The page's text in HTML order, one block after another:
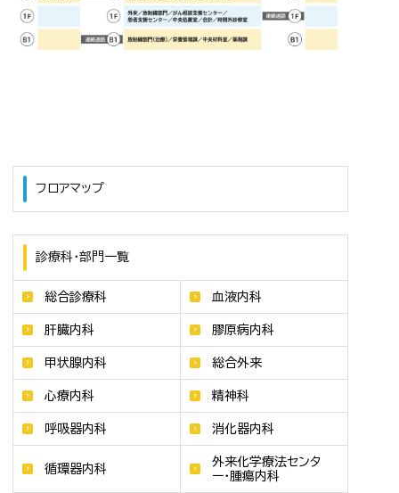
フロアマップ
診療科・部門一覧
総合診療科 血液内科
肝臓内科 膠原病内科
甲状腺内科 総合外来
心療内科 精神科
呼吸器内科 消化器内科
循環器内科
外来化学療法センタ
ー・腫瘍内科